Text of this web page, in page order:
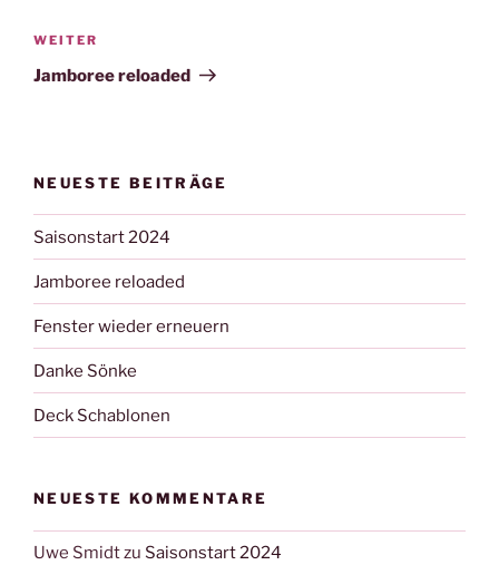
Nächster
Beitrag
WEITER
Jamboree reloaded
NEUESTE BEITRÄGE
Saisonstart 2024
Jamboree reloaded
Fenster wieder erneuern
Danke Sönke
Deck Schablonen
NEUESTE KOMMENTARE
Uwe Smidtzu Saisonstart 2024